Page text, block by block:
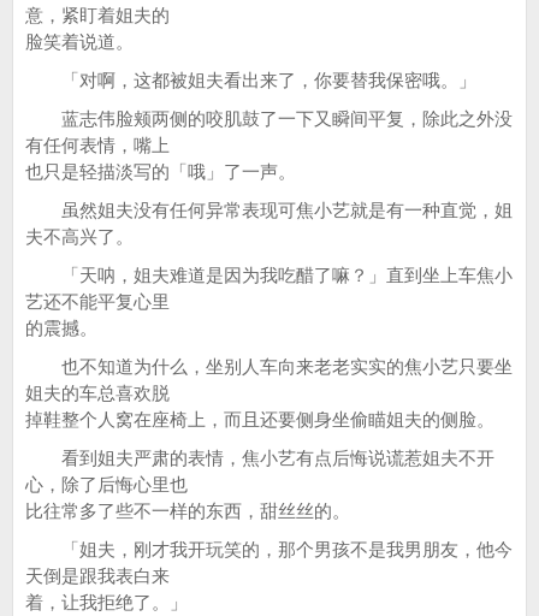
意，紧盯着姐夫的
脸笑着说道。
「对啊，这都被姐夫看出来了，你要替我保密哦。」
蓝志伟脸颊两侧的咬肌鼓了一下又瞬间平复，除此之外没
有任何表情，嘴上
也只是轻描淡写的「哦」了一声。
虽然姐夫没有任何异常表现可焦小艺就是有一种直觉，姐
夫不高兴了。
「天呐，姐夫难道是因为我吃醋了嘛？」直到坐上车焦小
艺还不能平复心里
的震撼。
也不知道为什么，坐别人车向来老老实实的焦小艺只要坐
姐夫的车总喜欢脱
掉鞋整个人窝在座椅上，而且还要侧身坐偷瞄姐夫的侧脸。
看到姐夫严肃的表情，焦小艺有点后悔说谎惹姐夫不开
心，除了后悔心里也
比往常多了些不一样的东西，甜丝丝的。
「姐夫，刚才我开玩笑的，那个男孩不是我男朋友，他今
天倒是跟我表白来
着，让我拒绝了。」